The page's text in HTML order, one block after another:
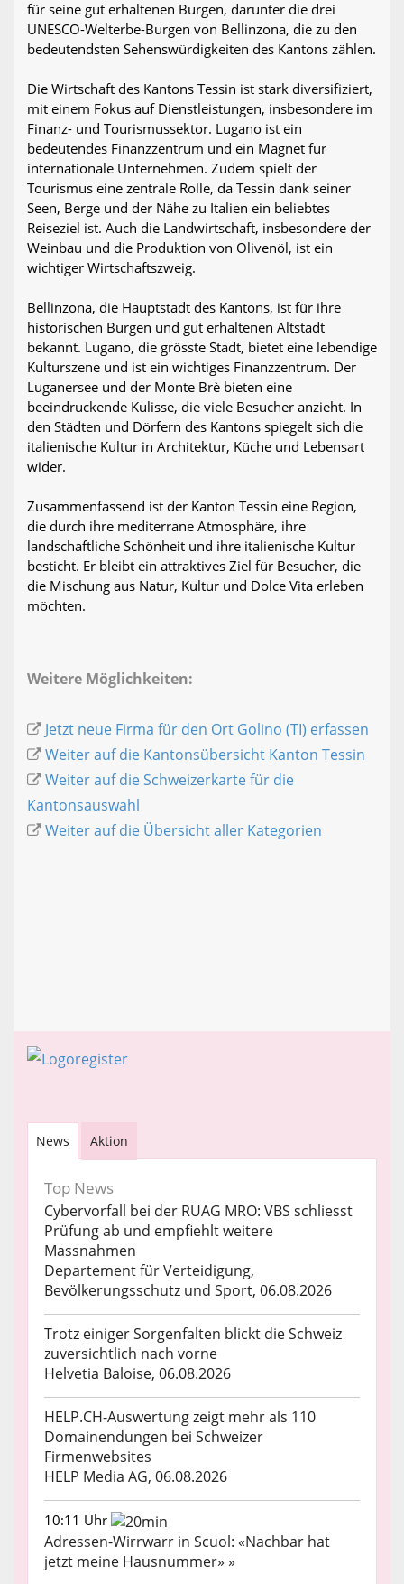
für seine gut erhaltenen Burgen, darunter die drei
UNESCO-Welterbe-Burgen von Bellinzona, die zu den
bedeutendsten Sehenswürdigkeiten des Kantons zählen.
Die Wirtschaft des Kantons Tessin ist stark diversifiziert,
mit einem Fokus auf Dienstleistungen, insbesondere im
Finanz- und Tourismussektor. Lugano ist ein
bedeutendes Finanzzentrum und ein Magnet für
internationale Unternehmen. Zudem spielt der
Tourismus eine zentrale Rolle, da Tessin dank seiner
Seen, Berge und der Nähe zu Italien ein beliebtes
Reiseziel ist. Auch die Landwirtschaft, insbesondere der
Weinbau und die Produktion von Olivenöl, ist ein
wichtiger Wirtschaftszweig.
Bellinzona, die Hauptstadt des Kantons, ist für ihre
historischen Burgen und gut erhaltenen Altstadt
bekannt. Lugano, die grösste Stadt, bietet eine lebendige
Kulturszene und ist ein wichtiges Finanzzentrum. Der
Luganersee und der Monte Brè bieten eine
beeindruckende Kulisse, die viele Besucher anzieht. In
den Städten und Dörfern des Kantons spiegelt sich die
italienische Kultur in Architektur, Küche und Lebensart
wider.
Zusammenfassend ist der Kanton Tessin eine Region,
die durch ihre mediterrane Atmosphäre, ihre
landschaftliche Schönheit und ihre italienische Kultur
besticht. Er bleibt ein attraktives Ziel für Besucher, die
die Mischung aus Natur, Kultur und Dolce Vita erleben
möchten.
Weitere Möglichkeiten:
Jetzt neue Firma für den Ort Golino (TI) erfassen
Weiter auf die Kantonsübersicht Kanton Tessin
Weiter auf die Schweizerkarte für die
Kantonsauswahl
Weiter auf die Übersicht aller Kategorien
News Aktion
Top News
Cybervorfall bei der RUAG MRO: VBS schliesst
Prüfung ab und empfiehlt weitere
Massnahmen
Departement für Verteidigung,
Bevölkerungsschutz und Sport, 06.08.2026
Trotz einiger Sorgenfalten blickt die Schweiz
zuversichtlich nach vorne
Helvetia Baloise, 06.08.2026
HELP.CH-Auswertung zeigt mehr als 110
Domainendungen bei Schweizer
Firmenwebsites
HELP Media AG, 06.08.2026
10:11 Uhr
Adressen-Wirrwarr in Scuol: «Nachbar hat
jetzt meine Hausnummer» »